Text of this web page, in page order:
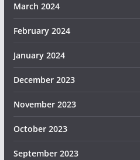
March 2024
February 2024
January 2024
December 2023
November 2023
October 2023
September 2023